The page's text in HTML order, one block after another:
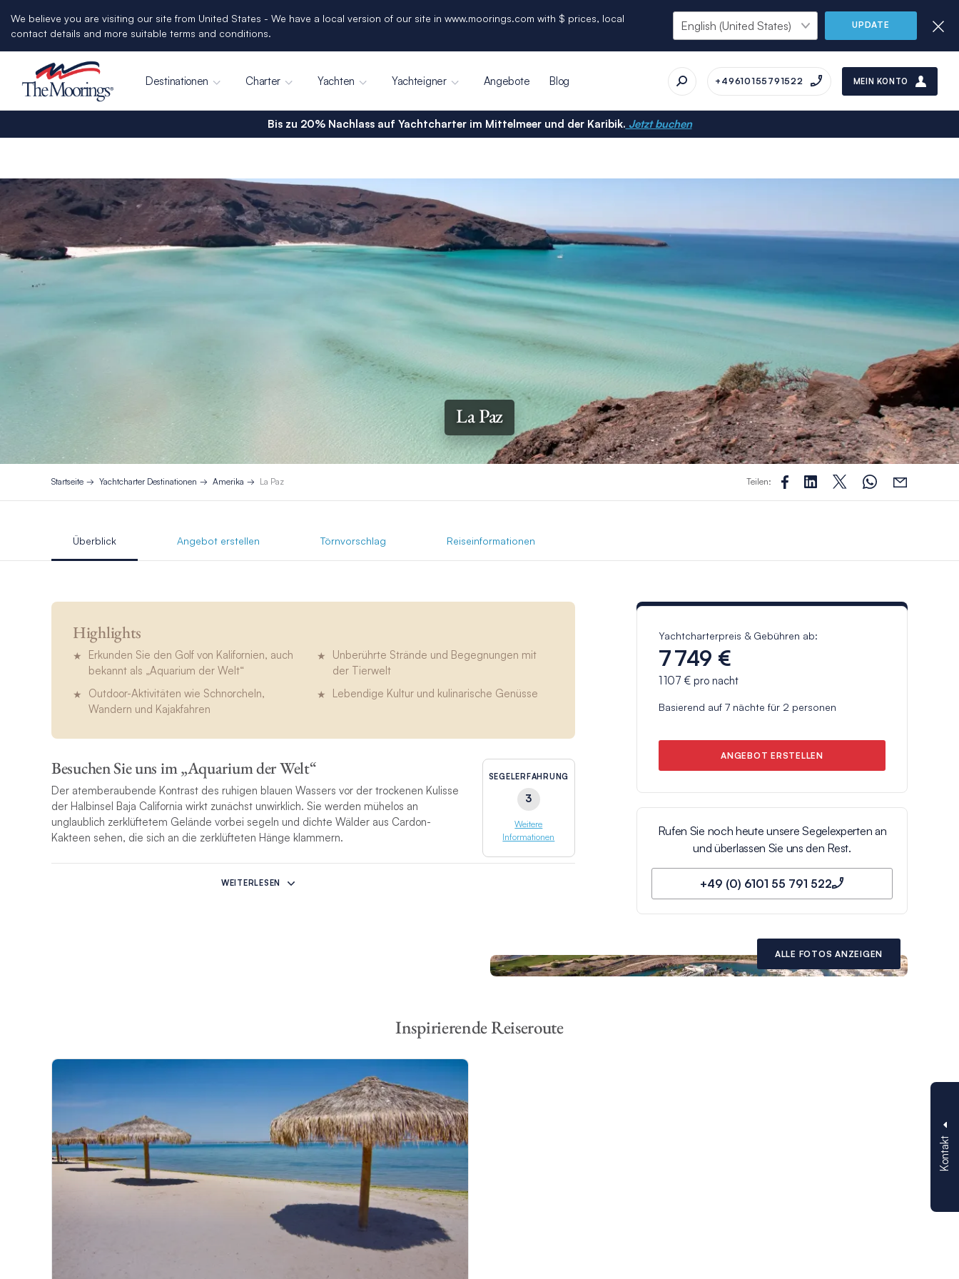
We believe you are visiting our site from United States - We have a local version of our site in www.moorings.com with $ prices, local
contact details and more suitable terms and conditions.
UPDATE
Destinationen Charter Yachten Yachteigner Angebote Blog +49610155791522 MEIN KONTO
Kontakt
Bis zu 20% Nachlass auf Yachtcharter im Mittelmeer und der Karibik. Jetzt buchen
La Paz
Startseite Yachtcharter Destinationen Amerika La Paz Teilen:
Überblick Angebot erstellen Törnvorschlag Reiseinformationen
Highlights
Erkunden Sie den Golf von Kalifornien, auch
bekannt als „Aquarium der Welt“
Outdoor-Aktivitäten wie Schnorcheln,
Wandern und Kajakfahren
Unberührte Strände und Begegnungen mit
der Tierwelt
Lebendige Kultur und kulinarische Genüsse
SEGELERFAHRUNG
3
Weitere
Informationen
Besuchen Sie uns im „Aquarium der Welt“
Der atemberaubende Kontrast des ruhigen blauen Wassers vor der trockenen Kulisse
der Halbinsel Baja California wirkt zunächst unwirklich. Sie werden mühelos an
unglaublich zerklüftetem Gelände vorbei segeln und dichte Wälder aus Cardon-
Kakteen sehen, die sich an die zerklüfteten Hänge klammern.
La Paz liegt an der Ostküste der Halbinsel Baja California und bietet einfachen Zugang
zu den atemberaubenden Gewässern des Golfs von Kalifornien. Der Golf von
Welt“ und begegnen Sie Schulen verspielter Delfine, majestätischen Mantas und hin
Sie können einen einzigartigen, exklusiven Segelurlaub an Bord einer gecharterten
Yacht ab La Paz erleben und die Schönheit Mexikos entdecken.
WEITERLESEN
Yachtcharterpreis & Gebühren ab:
7 749 €
1 107 € pro nacht
Basierend auf 7 nächte für 2 personen
ANGEBOT ERSTELLEN
Rufen Sie noch heute unsere Segelexperten an
und überlassen Sie uns den Rest.
+49 (0) 6101 55 791 522
ALLE FOTOS ANZEIGEN
Inspirierende Reiseroute